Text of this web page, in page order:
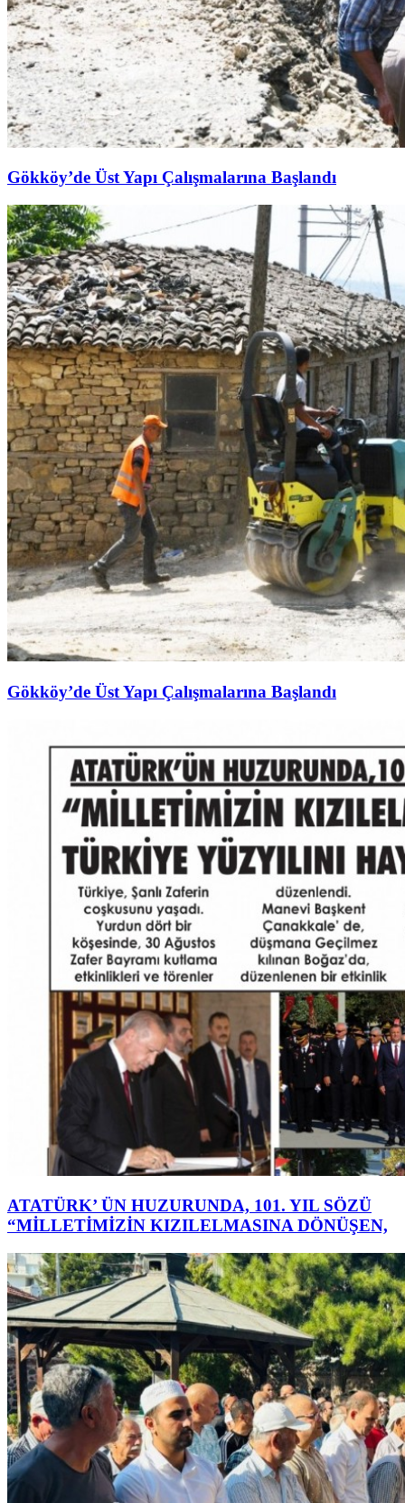
Gökköy’de Üst Yapı Çalışmalarına Başlandı
Gökköy’de Üst Yapı Çalışmalarına Başlandı
ATATÜRK’ ÜN HUZURUNDA, 101. YIL SÖZÜ
“MİLLETİMİZİN KIZILELMASINA DÖNÜŞEN,